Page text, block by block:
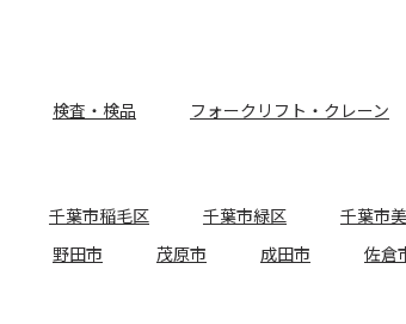
検査・検品 フォークリフト・クレーン
千葉市稲毛区 千葉市緑区 千葉市
野田市 茂原市 成田市 佐倉